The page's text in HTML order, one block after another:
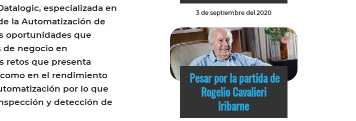
especializada en
la Automatización de
oportunidades que
de negocio en
retos que presenta
en el rendimiento
por lo que
y detección de
3 de septiembre del 2020
Pesar por la partida de
Rogelio Cavalieri
Iribarne